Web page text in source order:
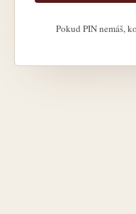
Pokud PIN nemáš,